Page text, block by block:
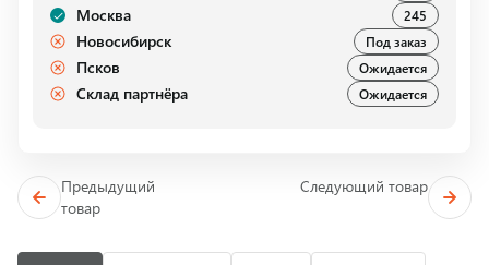
Москва 245
Новосибирск Под заказ
Псков Ожидается
Склад партнёра Ожидается
Предыдущий
товар
Следующий товар